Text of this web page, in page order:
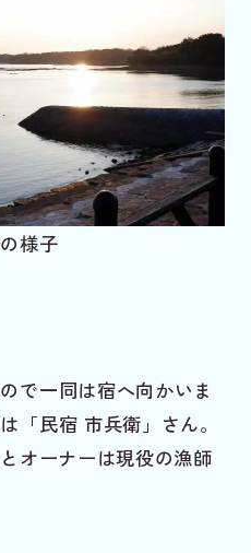
様子
で一同は宿へ向かいま
「民宿 市兵衛」さん。
オーナーは現役の漁師